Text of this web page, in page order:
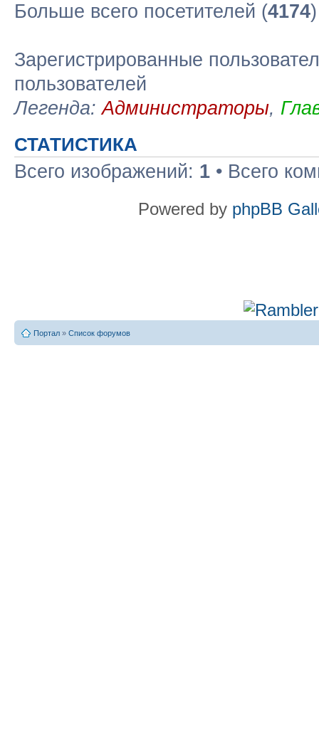
Больше всего посетителей (4174
Зарегистрированные
пользователей
Легенда:Администраторы,
СТАТИСТИКА
Всего изображений: 1 • Всего
Powered by phpBB
Портал » Список форумов